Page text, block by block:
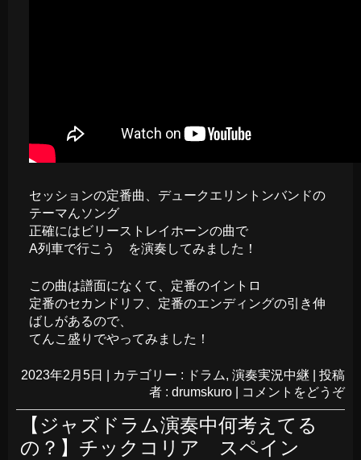
セッションの定番曲、デュークエリントンバンドの
テーマんソング
正確にはビリーストレイホーンの曲で
A列車で行こう を演奏してみました！
この曲は譜面になくて、定番のイントロ
定番のセカンドリフ、定番のエンディングの引き伸
ばしがあるので、
てんこ盛りでやってみました！
2023年2月5日 カテゴリー : ドラム, 演奏実況中継
投稿
者 : drumskuro
コメントをどうぞ
【ジャズドラム演奏中何考えてる
の？】チックコリア スペイン